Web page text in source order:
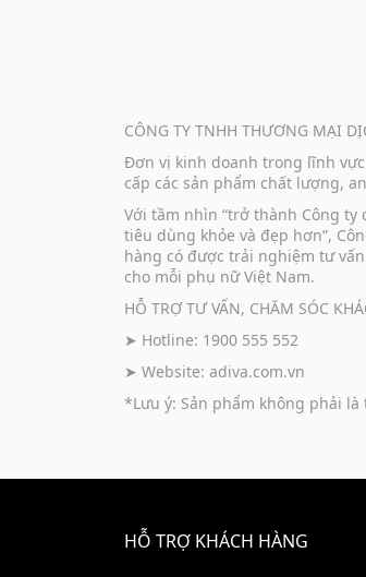
CÔNG TY TNHH THƯƠNG MẠI
Đơn vị kinh doanh trong lĩnh vực
cấp các sản phẩm chất lượng,
Với tầm nhìn “trở thành Công
tiêu dùng khỏe và đẹp hơn”,
hàng có được trải nghiệm tư
cho mỗi phụ nữ Việt Nam.
HỖ TRỢ TƯ VẤN, CHĂM SÓC
➤ Hotline: 1900 555 552
➤ Website: adiva.com.vn
*Lưu ý: Sản phẩm không phải
HỖ TRỢ KHÁCH HÀNG